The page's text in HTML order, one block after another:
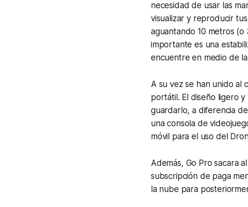
necesidad de usar las
visualizar y reproducir
aguantando 10 metros
importante es una
encuentre en medio de
A su vez se han unido al
portátil. El diseño ligero
guardarlo, a diferencia
una consola de
móvil para el uso del
Además, Go Pro sacara
subscripción de paga
la nube para